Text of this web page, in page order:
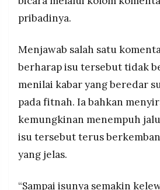
RESOLUSI
MEDIA
pribadinya.
Menjawab salah satu
berharap isu tersebut tidak
menilai kabar yang beredar
pada fitnah. Ia bahkan
kemungkinan menempuh
isu tersebut terus
yang jelas.
“Sampai isunya semakin